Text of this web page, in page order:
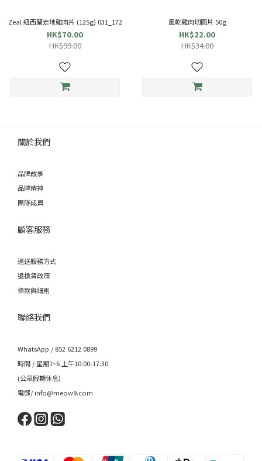
Zeal 紐西蘭走地雞肉片 (125g) 031_172
HK$70.00
HK$99.00
風乾雞肉切圓片 50g
HK$22.00
HK$34.00
關於我們
品牌故事
品牌精神
團隊成員
顧客服務
運送服務方式
退換貨政策
條款與細則
聯絡我們
WhatsApp / 852 6212 0899
時間 / 星期1~6 上午10:00-17:30
(公眾假期休息)
電郵/ info@meow9.com